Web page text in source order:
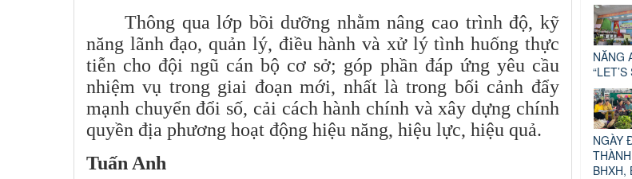
Thông qua lớp bồi dưỡng nhằm nâng cao trình độ, kỹ
năng lãnh đạo, quản lý, điều hành và xử lý tình huống thực
tiễn cho đội ngũ cán bộ cơ sở; góp phần đáp ứng yêu cầu
nhiệm vụ trong giai đoạn mới, nhất là trong bối cảnh đẩy
mạnh chuyển đổi số, cải cách hành chính và xây dựng chính
quyền địa phương hoạt động hiệu năng, hiệu lực, hiệu quả.
Tuấn Anh
NĂNG
NGÀY
BHXH,